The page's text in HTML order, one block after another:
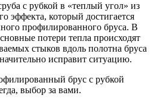
с рубкой в «теплый угол» из
эффекта, который достигается
профилированного бруса. В
потери тепла происходят
стыков вдоль полотна бруса
исправит ситуацию.
брус с рубкой
выбор за вами.